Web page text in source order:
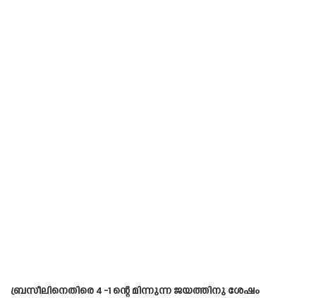
ബ്രസീലിനെതിരെ 4 -1 ന്റെ മിന്നുന്ന ജയത്തിനു ശേഷം